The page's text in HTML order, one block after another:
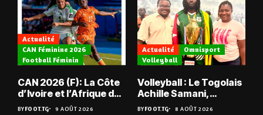
Actualité
CAN Féminine 2026
Football Féminin
CAN 2026 (F): La Côte
d’Ivoire et l’Afrique du
Sud tombent
BYFOOT.TG 9 AOÛT 2026
Actualité
Omnisport
Volleyball
Volleyball : Le Togolais
Achille Samani,
champion du Bénin !
BYFOOT.TG 8 AOÛT 2026